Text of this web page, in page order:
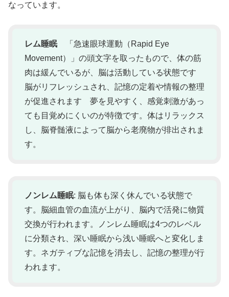
なっています。
レム睡眠「急速眼球運動（Rapid Eye
Movement）」の頭文字を取ったもので、体の筋
肉は緩んでいるが、脳は活動している状態です
脳がリフレッシュされ、記憶の定着や情報の整理
が促進されます 夢を見やすく、感覚刺激があっ
ても目覚めにくいのが特徴です。体はリラックス
し、脳脊髄液によって脳から老廃物が排出されま
す。
ノンレム睡眠: 脳も体も深く休んでいる状態で
す。脳細血管の血流が上がり、脳内で活発に物質
交換が行われます。ノンレム睡眠は4つのレベル
に分類され、深い睡眠から浅い睡眠へと変化しま
す。ネガティブな記憶を消去し、記憶の整理が行
われます。